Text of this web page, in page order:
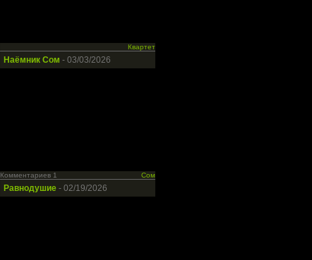
Квартет
Наёмник Сом - 03/03/2026
Комментариев 1 Сом
Равнодушие - 02/19/2026